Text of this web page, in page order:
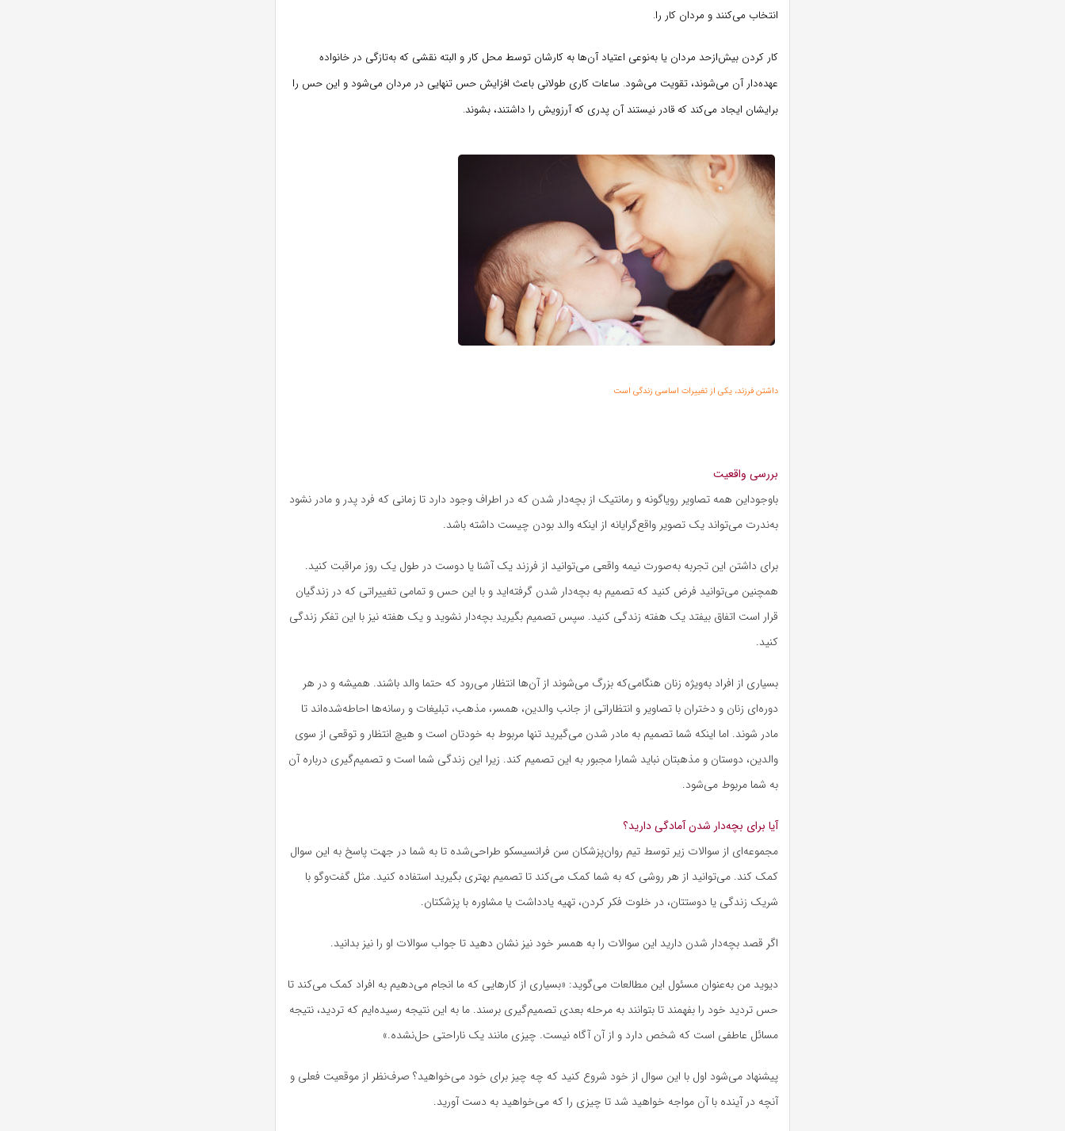
انتخاب می‌کنند و مردان کار را.
کار کردن بیش‌ازحد مردان یا به‌نوعی اعتیاد آن‌ها به کارشان توسط محل کار و البته نقشی که به‌تازگی در خانواده
عهده‌دار آن می‌شوند، تقویت می‌شود. ساعات کاری طولانی باعث افزایش حس تنهایی در مردان می‌شود و این حس را
برایشان ایجاد می‌کند که قادر نیستند آن پدری که آرزویش را داشتند، بشوند.
داشتن فرزند، یکی از تغییرات اساسی زندگی است
بررسی واقعیت
باوجوداین همه تصاویر رویاگونه و رمانتیک از بچه‌دار شدن که در اطراف وجود دارد تا زمانی که فرد پدر و مادر نشود
به‌ندرت می‌تواند یک تصویر واقع‌گرایانه از اینکه والد بودن چیست داشته باشد.
برای داشتن این تجربه به‌صورت نیمه واقعی می‌توانید از فرزند یک آشنا یا دوست در طول یک روز مراقبت کنید.
همچنین می‌توانید فرض کنید که تصمیم به بچه‌دار شدن گرفته‌اید و با این حس و تمامی تغییراتی که در زندگیان
قرار است اتفاق بیفتد یک هفته زندگی کنید. سپس تصمیم بگیرید بچه‌دار نشوید و یک هفته نیز با این تفکر زندگی
کنید.
بسیاری از افراد به‌ویژه زنان هنگامی‌که بزرگ می‌شوند از آن‌ها انتظار می‌رود که حتما والد باشند. همیشه و در هر
دوره‌ای زنان و دختران با تصاویر و انتظاراتی از جانب والدین، همسر، مذهب، تبلیغات و رسانه‌ها احاطه‌شده‌اند تا
مادر شوند. اما اینکه شما تصمیم به مادر شدن می‌گیرید تنها مربوط به خودتان است و هیچ انتظار و توقعی از سوی
والدین، دوستان و مذهبتان نباید شمارا مجبور به این تصمیم کند. زیرا این زندگی شما است و تصمیم‌گیری درباره آن
به شما مربوط می‌شود.
آیا برای بچه‌دار شدن آمادگی دارید؟
مجموعه‌ای از سوالات زیر توسط تیم روان‌پزشکان سن فرانسیسکو طراحی‌شده تا به شما در جهت پاسخ به این سوال
کمک کند. می‌توانید از هر روشی که به شما کمک می‌کند تا تصمیم بهتری بگیرید استفاده کنید. مثل گفت‌وگو با
شریک زندگی یا دوستتان، در خلوت فکر کردن، تهیه یادداشت یا مشاوره با پزشکتان.
اگر قصد بچه‌دار شدن دارید این سوالات را به همسر خود نیز نشان دهید تا جواب سوالات او را نیز بدانید.
دیوید من به‌عنوان مسئول این مطالعات می‌گوید: «بسیاری از کارهایی که ما انجام می‌دهیم به افراد کمک می‌کند تا
حس تردید خود را بفهمند تا بتوانند به مرحله بعدی تصمیم‌گیری برسند. ما به این نتیجه رسیده‌ایم که تردید، نتیجه
مسائل عاطفی است که شخص دارد و از آن آگاه نیست. چیزی مانند یک ناراحتی حل‌نشده.»
پیشنهاد می‌شود اول با این سوال از خود شروع کنید که چه چیز برای خود می‌خواهید؟ صرف‌نظر از موقعیت فعلی و
آنچه در آینده با آن مواجه خواهید شد تا چیزی را که می‌خواهید به دست آورید.